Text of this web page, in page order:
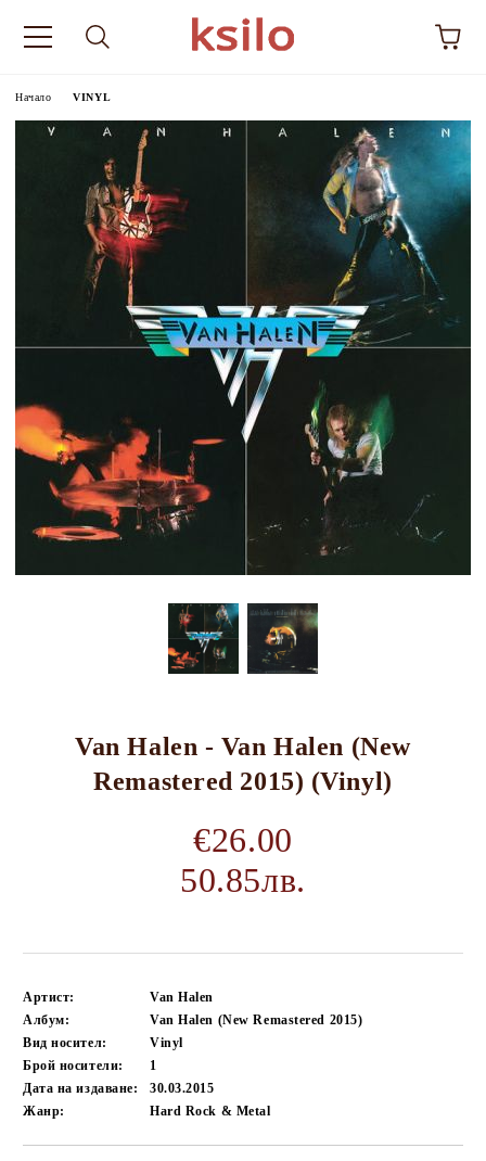
Начало VINYL
Van Halen - Van Halen (New
Remastered 2015) (Vinyl)
€26.00
50.85лв.
Артист:
Van Halen
Албум:
Van Halen (New Remastered 2015)
Вид носител:
Vinyl
Брой носители:
1
Дата на издаване:
30.03.2015
Жанр:
Hard Rock & Metal